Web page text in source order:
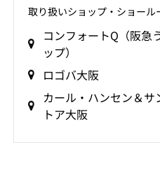
取り扱いショップ‧ショール
コンフォートQ（阪急
ップ）
ロゴバ大阪
カール・ハンセン＆
トア大阪